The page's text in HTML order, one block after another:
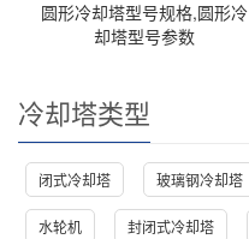
圆形冷却塔型号规格,圆形冷
却塔型号参数
冷却塔类型
闭式冷却塔 玻璃钢冷却塔
水轮机 封闭式冷却塔